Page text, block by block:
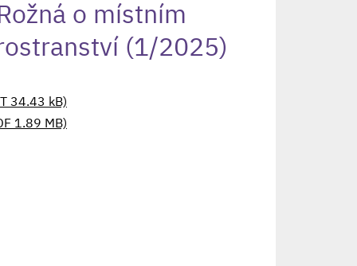
o místním
(1/2025)
34.43 kB)
1.89 MB)